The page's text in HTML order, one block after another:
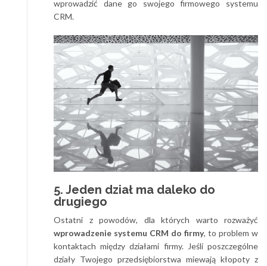
wprowadzić dane go swojego firmowego systemu
CRM.
5. Jeden dział ma daleko do
drugiego
Ostatni z powodów, dla których warto rozważyć
wprowadzenie systemu CRM do firmy, to problem w
kontaktach między działami firmy. Jeśli poszczególne
działy Twojego przedsiębiorstwa miewają kłopoty z